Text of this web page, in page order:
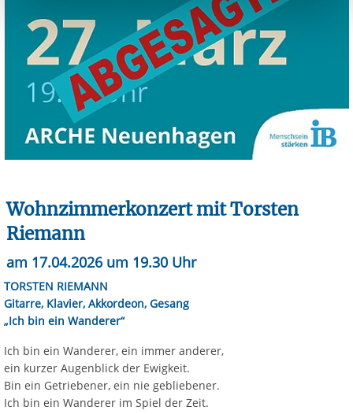
berechtigter Interessen und daher unabhängig von einer
Einwilligung.
Wohnzimmerkonzert mit Torsten
Riemann
am 17.04.2026 um 19.30 Uhr
TORSTEN RIEMANN
Gitarre, Klavier, Akkordeon, Gesang
„Ich bin ein Wanderer“
Ich bin ein Wanderer, ein immer anderer,
ein kurzer Augenblick der Ewigkeit.
Bin ein Getriebener, ein nie gebliebener.
Ich bin ein Wanderer im Spiel der Zeit.